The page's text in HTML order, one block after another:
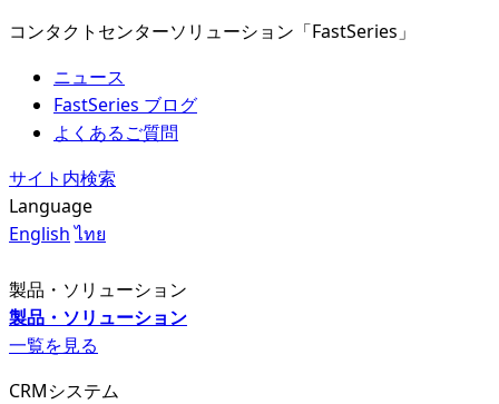
コンタクトセンターソリューション「FastSeries」
ニュース
FastSeries ブログ
よくあるご質問
サイト内検索
Language
English ไทย
製品・ソリューション
製品・ソリューション
一覧を見る
CRMシステム